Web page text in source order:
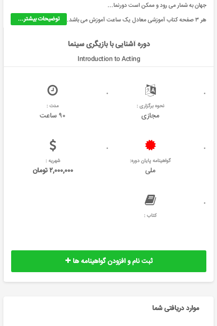
جهان به شمار می رود و ممکن است دورنما...
توضیحات بیشتر...
هر ۳ صفحه کتاب آموزشی معادل یک ساعت آموزش می باشد.
دوره آشنایی با بازیگری سینما
Introduction to Acting
نحوه برگزاری :
مجازی
مدت :
۹۰ ساعت
گواهینامه پایان دوره:
ملی
شهریه :
۲,۰۰۰,۰۰۰ تومان
کتاب :
ثبت نام و افزودن گواهینامه ها
موارد دریافتی شما